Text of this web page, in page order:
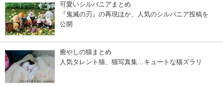
可愛いシルバニアまとめ
『鬼滅の刃』の再現ほか、人気のシルバニア投稿を
公開
癒やしの猫まとめ
人気タレント猫、猫写真集…キュートな猫ズラリ